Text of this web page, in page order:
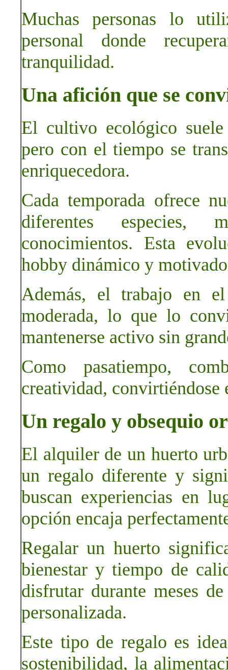
Muchas personas lo
personal donde
tranquilidad.
Una afición que se
El cultivo ecológico
pero con el tiempo se
enriquecedora.
Cada temporada ofrece
diferentes especies,
conocimientos. Esta
hobby dinámico y
Además, el trabajo en
moderada, lo que lo
mantenerse activo sin
Como pasatiempo,
creatividad, convirtiéndose
Un regalo y obsequio
El alquiler de un huerto
un regalo diferente y
buscan experiencias en
opción encaja
Regalar un huerto
bienestar y tiempo de
disfrutar durante meses
personalizada.
Este tipo de regalo es
sostenibilidad, la